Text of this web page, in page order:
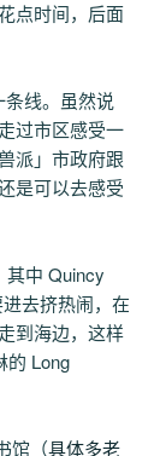
点时间，后面
线。虽然说
过市区感受一
派」市政府跟
是可以去感受
其中 Quincy
去挤热闹，在
到海边，这样
的 Long
馆（具体多老